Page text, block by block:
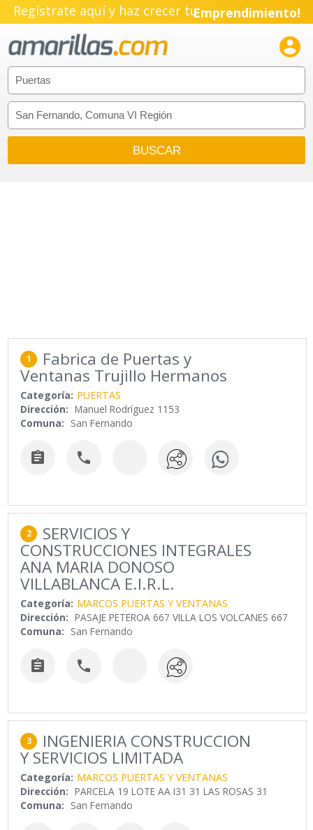
Regístrate aquí y haz crecer tuEmprendimiento!

1 Fabrica de Puertas y
Ventanas Trujillo Hermanos
Categoría: PUERTAS
Dirección: Manuel Rodríguez 1153
Comuna: San Fernando
 
2 SERVICIOS Y
CONSTRUCCIONES INTEGRALES
ANA MARIA DONOSO
VILLABLANCA E.I.R.L.
Categoría: MARCOS PUERTAS Y VENTANAS
Dirección: PASAJE PETEROA 667 VILLA LOS VOLCANES 667
Comuna: San Fernando
 
3 INGENIERIA CONSTRUCCION
Y SERVICIOS LIMITADA
Categoría: MARCOS PUERTAS Y VENTANAS
Dirección: PARCELA 19 LOTE AA I31 31 LAS ROSAS 31
Comuna: San Fernando